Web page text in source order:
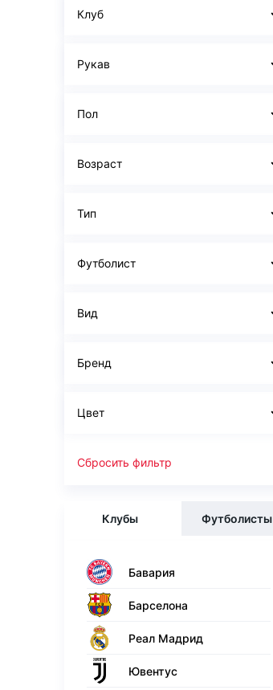
Клуб
Рукав
Пол
Возраст
Тип
Футболист
Вид
Бренд
Цвет
Сбросить фильтр
Клубы Футболисты
Бавария
Барселона
Реал Мадрид
Ювентус